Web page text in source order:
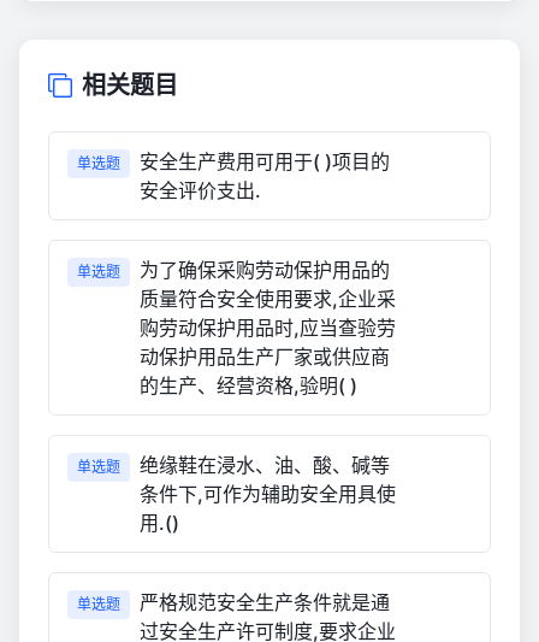
相关题目
单选题
安全生产费用可用于( )项目的
安全评价支出.
单选题
为了确保采购劳动保护用品的
质量符合安全使用要求,企业采
购劳动保护用品时,应当查验劳
动保护用品生产厂家或供应商
的生产、经营资格,验明( )
单选题
绝缘鞋在浸水、油、酸、碱等
条件下,可作为辅助安全用具使
用.()
单选题
严格规范安全生产条件就是通
过安全生产许可制度,要求企业